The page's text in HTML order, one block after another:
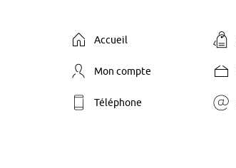
Accueil
Mon compte
Téléphone